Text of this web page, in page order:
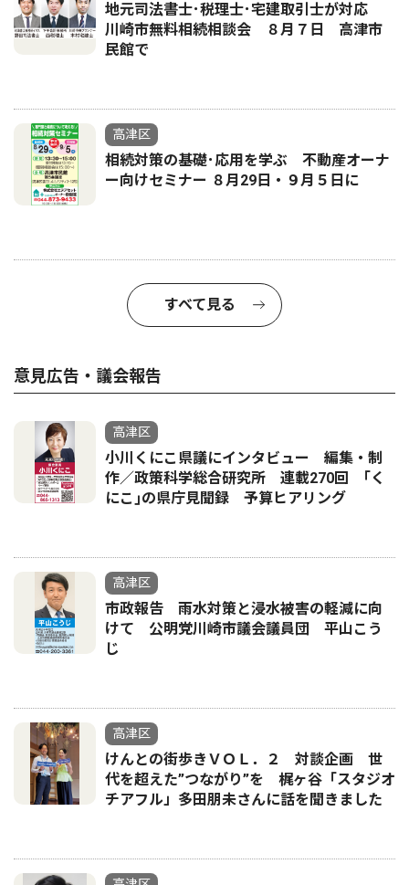
地元司法書士･税理士･宅建取引士が対応
川崎市無料相続相談会 ８月７日 高津市
民館で
高津区
相続対策の基礎･応用を学ぶ 不動産オーナ
ー向けセミナー ８月29日・９月５日に
すべて見る
意見広告・議会報告
高津区
小川くにこ県議にインタビュー 編集・制
作／政策科学総合研究所 連載270回 ｢く
にこ｣の県庁見聞録 予算ヒアリング
高津区
市政報告 雨水対策と浸水被害の軽減に向
けて 公明党川崎市議会議員団 平山こう
じ
高津区
けんとの街歩きＶＯＬ．２ 対談企画 世
代を超えた”つながり”を 梶ヶ谷「スタジオ
チアフル」多田朋未さんに話を聞きました